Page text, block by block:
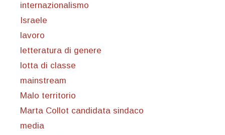
internazionalismo
Israele
lavoro
letteratura di genere
lotta di classe
mainstream
Malo territorio
Marta Collot candidata sindaco
media